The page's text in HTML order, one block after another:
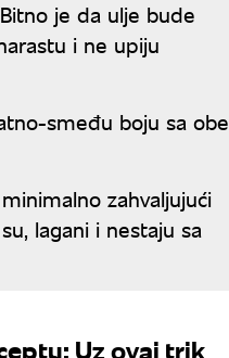
je da ulje bude
i ne upiju
smeđu boju sa obe
zahvaljujući
lagani i nestaju sa
Uz ovaj trik